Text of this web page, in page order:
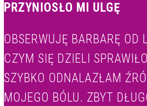
PRZYNIOSŁO MI ULGĘ
OBSERWUJĘ BARBARĘ OD
CZYM SIĘ DZIELI
SZYBKO ODNALAZŁAM
MOJEGO BÓLU. ZBYT